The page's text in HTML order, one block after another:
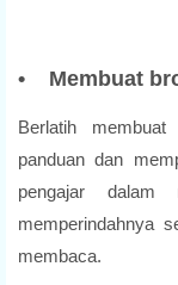
• Membuat
Berlatih
panduan dan
pengajar dalam
memperindahnya
membaca.